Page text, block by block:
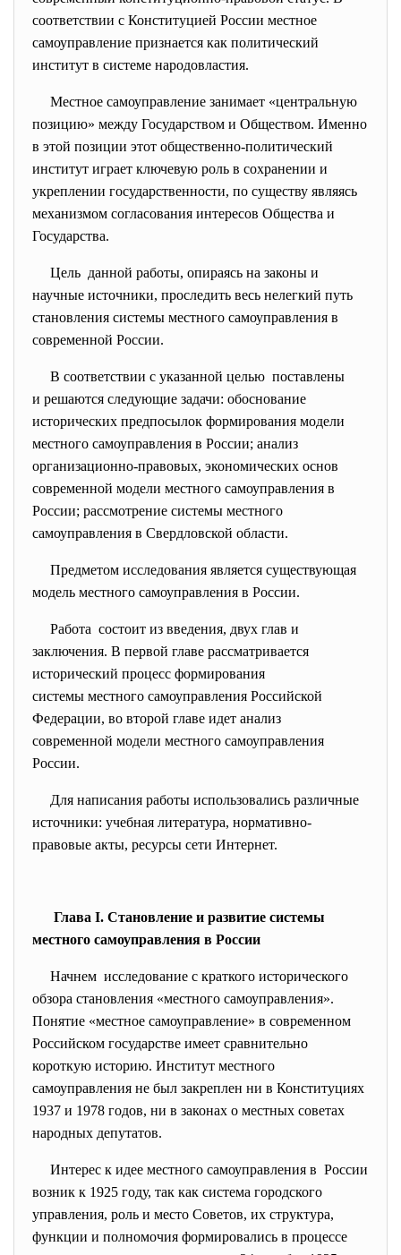
соответствии с Конституцией России местное
самоуправление признается как политический
институт в системе народовластия.
Местное самоуправление занимает «центральную
позицию» между Государством и Обществом. Именно
в этой позиции этот общественно-политический
институт играет ключевую роль в сохранении и
укреплении государственности, по существу являясь
механизмом согласования интересов Общества и
Государства.
Цель данной работы, опираясь на законы и
научные источники, проследить весь нелегкий путь
становления системы местного самоуправления в
современной России.
В соответствии с указанной целью поставлены
и решаются следующие задачи: обоснование
исторических предпосылок формирования модели
местного самоуправления в России; анализ
организационно-правовых, экономических основ
современной модели местного самоуправления в
России; рассмотрение системы местного
самоуправления в Свердловской области.
Предметом исследования является существующая
модель местного самоуправления в России.
Работа состоит из введения, двух глав и
заключения. В первой главе рассматривается
исторический процесс формирования
системы местного самоуправления Российской
Федерации, во второй главе идет анализ
современной модели местного самоуправления
России.
Для написания работы использовались различные
источники: учебная литература, нормативно-
правовые акты, ресурсы сети Интернет.
Глава I. Становление и развитие системы
местного самоуправления в России
Начнем исследование с краткого исторического
обзора становления «местного самоуправления».
Понятие «местное самоуправление» в современном
Российском государстве имеет сравнительно
короткую историю. Институт местного
самоуправления не был закреплен ни в Конституциях
1937 и 1978 годов, ни в законах о местных советах
народных депутатов.
Интерес к идее местного самоуправления в России
возник к 1925 году, так как система городского
управления, роль и место Советов, их структура,
функции и полномочия формировались в процессе